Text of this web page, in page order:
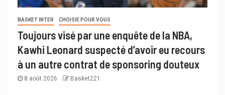
BASKET INTER CHOISIE POUR VOUS
Toujours visé par une enquête de la NBA,
Kawhi Leonard suspecté d’avoir eu recours
à un autre contrat de sponsoring douteux
8 août 2026 Basket221